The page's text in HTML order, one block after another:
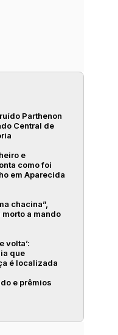
Parthenon
Central de
e
como foi
em Aparecida
chacina”,
a mando
volta’:
que
é localizada
e prêmios